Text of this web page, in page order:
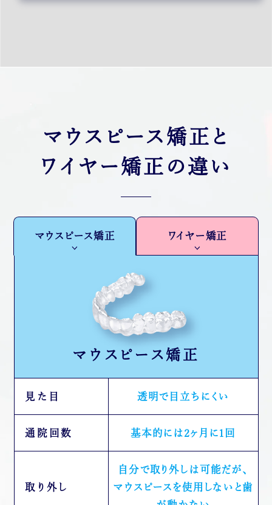
マウスピース矯正と
ワイヤー矯正の違い
マウスピース矯正 ワイヤー矯正
マウスピース矯正
見た目 透明で目立ちにくい
通院回数 基本的には2ヶ月に1回
取り外し
自分で取り外しは可能だが、
マウスピースを使用しないと歯